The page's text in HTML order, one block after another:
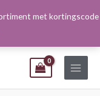
met kortingscode